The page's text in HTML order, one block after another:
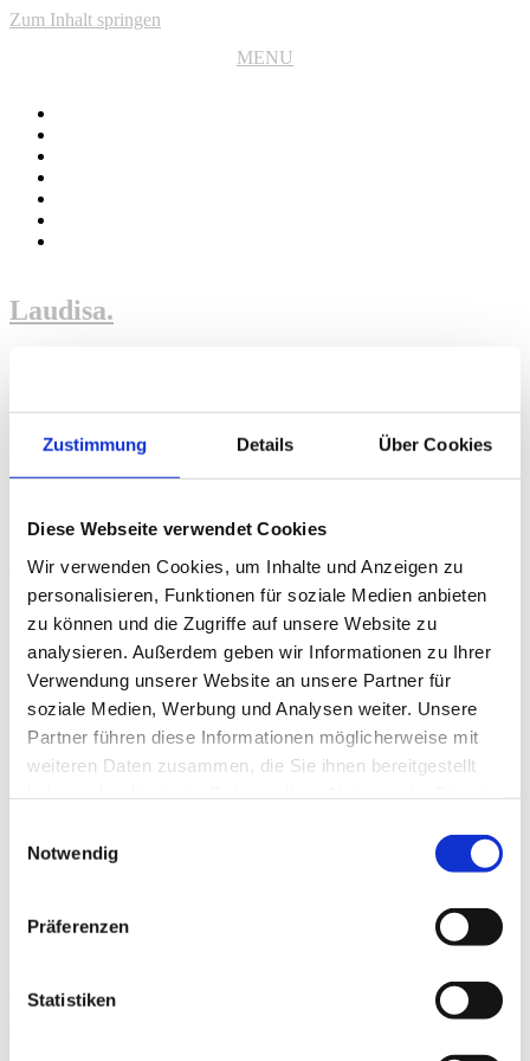
Zustimmung Details Über Cookies
Diese Webseite verwendet Cookies
Wir verwenden Cookies, um Inhalte und Anzeigen zu
personalisieren, Funktionen für soziale Medien anbieten
zu können und die Zugriffe auf unsere Website zu
analysieren. Außerdem geben wir Informationen zu Ihrer
Verwendung unserer Website an unsere Partner für
soziale Medien, Werbung und Analysen weiter. Unsere
Partner führen diese Informationen möglicherweise mit
weiteren Daten zusammen, die Sie ihnen bereitgestellt
Notwendig
Präferenzen
Statistiken
Zum Inhalt springen
MENU
Laudisa.
Angaben gemäß § 5 TMG
Laudisa
Deutschland
Vertreten durch:
Kevin Klein
Kontakt
E-Mail: hello@laudisa.de
Umsatzsteuer-ID
Umsatzsteuergesetz:
EU-Streitschlichtung
Die Europäische Kommission stellt eine Plattform zur Online-
Streitbeilegung (OS) bereit:
https://ec.europa.eu/consumers/odr/
Verbraucher­streit­beilegung/Universal­schlichtungs­